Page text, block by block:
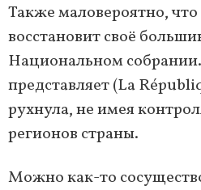
Также маловероятно,
восстановит своё
Национальном
представляет (La
рухнула, не имея
регионов страны.
Можно как-то